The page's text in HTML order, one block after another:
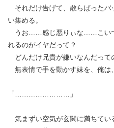
それだけ告げて、散らばったバ
い集める。
うお……感じ悪りぃな……こい
れるのがイヤだって？
どんだけ兄貴が嫌いなんだって
無表情で手を動かす妹を、俺は
「……………………」
気まずい空気が玄関に満ちてい